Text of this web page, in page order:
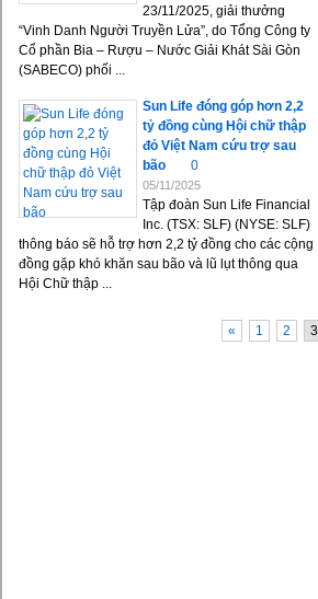
23/11/2025, giải thưởng
“Vinh Danh Người Truyền Lửa”, do Tổng Công ty
Cổ phần Bia – Rượu – Nước Giải Khát Sài Gòn
(SABECO) phối ...
Sun Life đóng góp hơn 2,2
tỷ đồng cùng Hội chữ thập
đỏ Việt Nam cứu trợ sau
bão
0
05/11/2025
Tập đoàn Sun Life Financial
Inc. (TSX: SLF) (NYSE: SLF)
thông báo sẽ hỗ trợ hơn 2,2 tỷ đồng cho các cộng
đồng gặp khó khăn sau bão và lũ lụt thông qua
Hội Chữ thập ...
« 1 2 3